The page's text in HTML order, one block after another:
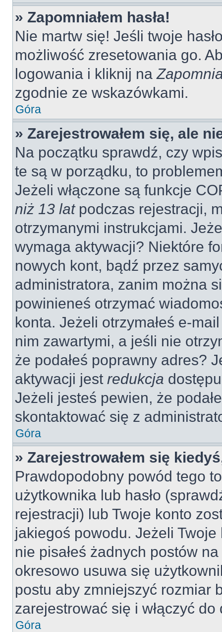
» Zapomniałem hasła!
Nie martw się! Jeśli twoje
możliwość zresetowania go.
logowania i kliknij na
zgodnie ze wskazówkami.
Góra
» Zarejestrowałem się, ale
Na początku sprawdź, czy
te są w porządku, to
Jeżeli włączone są funkcje
niż 13 latpodczas rejestracji,
otrzymanymi instrukcjami.
wymaga aktywacji? Niektóre
nowych kont, bądź przez
administratora, zanim można
powinieneś otrzymać
konta. Jeżeli otrzymałeś e-
nim zawartymi, a jeśli nie
że podałeś poprawny adres?
aktywacji jest redukcja
Jeżeli jesteś pewien, że
skontaktować się z
Góra
» Zarejestrowałem się
Prawdopodobny powód tego
użytkownika lub hasło
rejestracji) lub Twoje konto
jakiegoś powodu. Jeżeli
nie pisałeś żadnych postów
okresowo usuwa się
postu aby zmniejszyć rozmiar
zarejestrować się i włączyć
Góra